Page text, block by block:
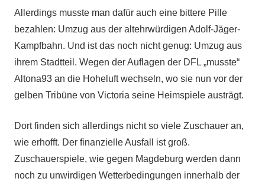
Allerdings musste man dafür auch eine bittere Pille
bezahlen: Umzug aus der altehrwürdigen Adolf-Jäger-
Kampfbahn. Und ist das noch nicht genug: Umzug aus
ihrem Stadtteil. Wegen der Auflagen der DFL „musste“
Altona93 an die Hoheluft wechseln, wo sie nun vor der
gelben Tribüne von Victoria seine Heimspiele austrägt.
Dort finden sich allerdings nicht so viele Zuschauer an,
wie erhofft. Der finanzielle Ausfall ist groß.
Zuschauerspiele, wie gegen Magdeburg werden dann
noch zu unwirdigen Wetterbedingungen innerhalb der